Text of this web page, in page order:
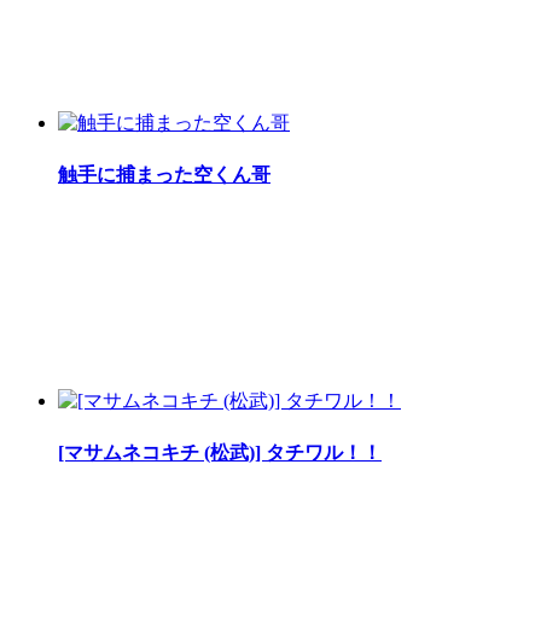
触手に捕まった空くん哥
[マサムネコキチ (松武)] タチワル！！